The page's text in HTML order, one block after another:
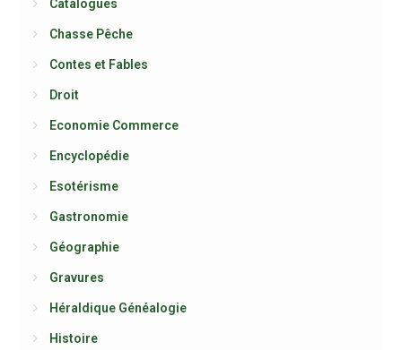
Catalogues
Chasse Pêche
Contes et Fables
Droit
Economie Commerce
Encyclopédie
Esotérisme
Gastronomie
Géographie
Gravures
Héraldique Généalogie
Histoire